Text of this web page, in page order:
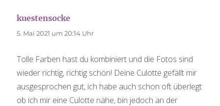
kuestensocke
5. Mai 2021 um 20:14 Uhr
Tolle Farben hast du kombiniert und die Fotos sind
wieder richtig, richtig schön! Deine Culotte gefällt mir
ausgesprochen gut, ich habe auch schon oft überlegt
ob ich mir eine Culotte nähe, bin jedoch an der